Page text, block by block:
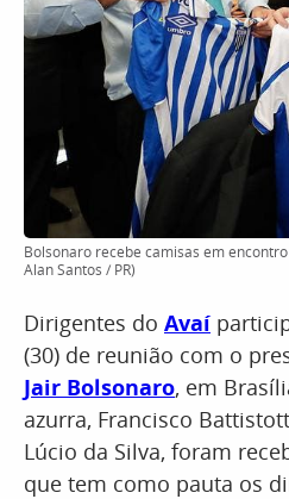
Bolsonaro recebe camisas em
Alan Santos / PR)
Dirigentes do Avaí
(30) de reunião com o
Jair Bolsonaro, em
azurra, Francisco
Lúcio da Silva, foram
que tem como pauta os